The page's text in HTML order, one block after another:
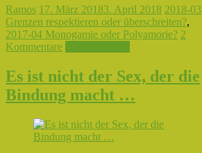
Ramos 17. März 20183. April 2018 2018-03
Grenzen respektieren oder überschreiten?,
2017-04 Monogamie oder Polyamorie? 2
Kommentare
Es ist nicht der Sex, der die
Bindung macht …